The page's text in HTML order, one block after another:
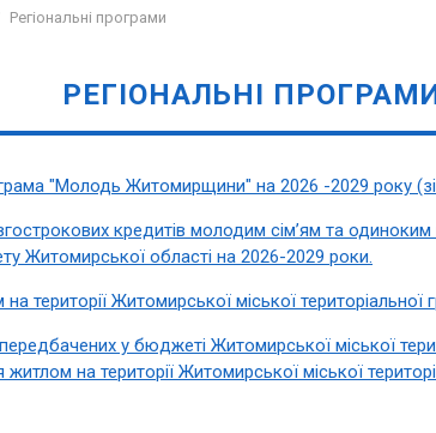
Регіональні програми
РЕГІОНАЛЬНІ
"Молодь Житомирщини" на 2026 -2029 року
кредитів молодим сім’ям та
Житомирської області на 2026-2029 роки.
території Житомирської міської
у бюджеті Житомирської міської
на території Житомирської міської